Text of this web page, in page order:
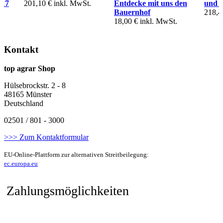
201,10 € inkl. MwSt.
Entdecke mit uns den
Bauernhof
18,00 € inkl. MwSt.
und
Kontakt
top agrar Shop
Hülsebrockstr. 2 - 8
48165 Münster
Deutschland
02501 / 801 - 3000
>>> Zum Kontaktformular
EU-Online-Plattform zur alternativen Streitbeilegung:
ec.europa.eu
Zahlungsmöglichkeiten